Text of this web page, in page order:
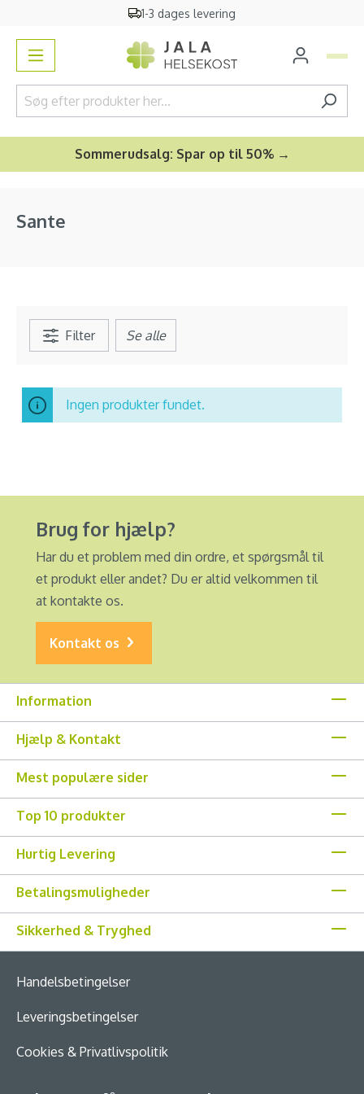
1-3 dages levering
Sommerudsalg: Spar op til 50% →
Sante
Filter Se alle
Ingen produkter fundet.
Brug for hjælp?
Har du et problem med din ordre, et spørgsmål til
et produkt eller andet? Du er altid velkommen til
at kontakte os.
Kontakt os
Information
Hjælp & Kontakt
Mest populære sider
Top 10 produkter
Hurtig Levering
Betalingsmuligheder
Sikkerhed & Tryghed
Handelsbetingelser
Leveringsbetingelser
Cookies & Privatlivspolitik